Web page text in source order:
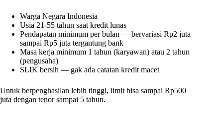
Warga Negara Indonesia
Usia 21-55 tahun saat kredit lunas
Pendapatan minimum per bulan — bervariasi Rp2 juta
sampai Rp5 juta tergantung bank
Masa kerja minimum 1 tahun (karyawan) atau 2 tahun
(pengusaha)
SLIK bersih — gak ada catatan kredit macet
Untuk berpenghasilan lebih tinggi, limit bisa sampai Rp500
juta dengan tenor sampai 5 tahun.